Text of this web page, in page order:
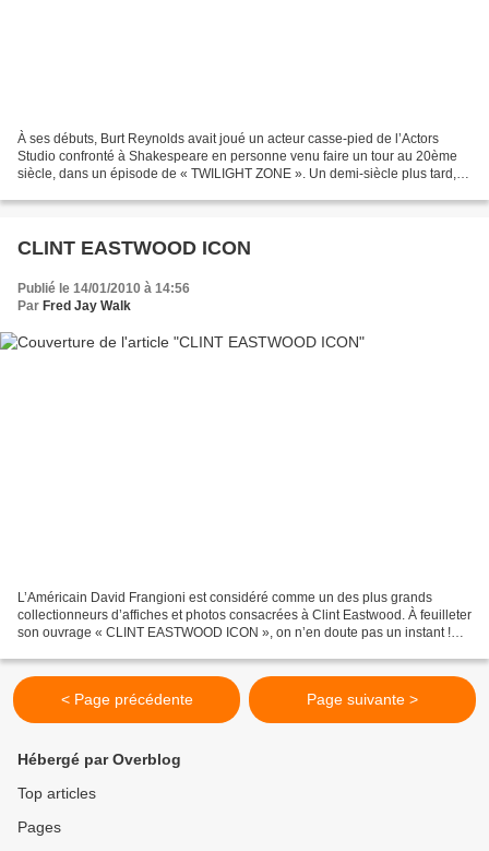
À ses débuts, Burt Reynolds avait joué un acteur casse-pied de l’Actors
Studio confronté à Shakespeare en personne venu faire un tour au 20ème
siècle, dans un épisode de « TWILIGHT ZONE ». Un demi-siècle plus tard, le
CLINT EASTWOOD ICON
Publié le 14/01/2010 à 14:56
Par Fred Jay Walk
L’Américain David Frangioni est considéré comme un des plus grands
collectionneurs d’affiches et photos consacrées à Clint Eastwood. À feuilleter
son ouvrage « CLINT EASTWOOD ICON », on n’en doute pas un instant !
< Page précédente Page suivante >
Hébergé par Overblog
Top articles
Pages